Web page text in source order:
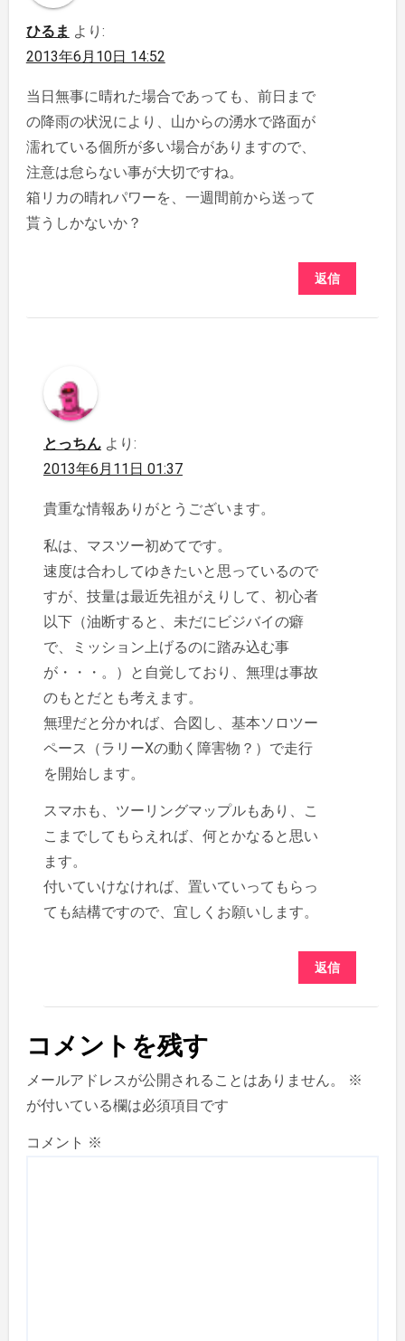
ひるま より:
2013年6月10日 14:52
当日無事に晴れた場合であっても、前日まで
の降雨の状況により、山からの湧水で路面が
濡れている個所が多い場合がありますので、
注意は怠らない事が大切ですね。
箱リカの晴れパワーを、一週間前から送って
貰うしかないか？
返信
とっちん より:
2013年6月11日 01:37
貴重な情報ありがとうございます。
私は、マスツー初めてです。
速度は合わしてゆきたいと思っているので
すが、技量は最近先祖がえりして、初心者
以下（油断すると、未だにビジバイの癖
で、ミッション上げるのに踏み込む事
が・・・。）と自覚しており、無理は事故
のもとだとも考えます。
無理だと分かれば、合図し、基本ソロツー
ペース（ラリーXの動く障害物？）で走行
を開始します。
スマホも、ツーリングマップルもあり、こ
こまでしてもらえれば、何とかなると思い
ます。
付いていけなければ、置いていってもらっ
ても結構ですので、宜しくお願いします。
返信
コメントを残す
メールアドレスが公開されることはありません。
※
が付いている欄は必須項目です
コメント ※